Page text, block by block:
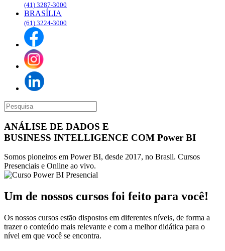
(41) 3287-3000
BRASÍLIA
(61) 3224-3000
ANÁLISE DE DADOS E
BUSINESS INTELLIGENCE COM Power BI
Somos pioneiros em Power BI, desde 2017, no Brasil. Cursos
Presenciais e Online ao vivo.
Um de nossos cursos foi feito para você!
Os nossos cursos estão dispostos em diferentes níveis, de forma a
trazer o conteúdo mais relevante e com a melhor didática para o
nível em que você se encontra.